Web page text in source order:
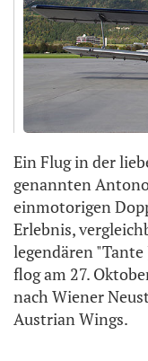
Ein Flug in der
genannten
einmotorigen
Erlebnis,
legendären
flog am 27.
nach Wiener
Austrian Wings.